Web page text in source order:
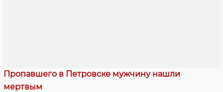
Пропавшего в Петровске мужчину нашли
мертвым